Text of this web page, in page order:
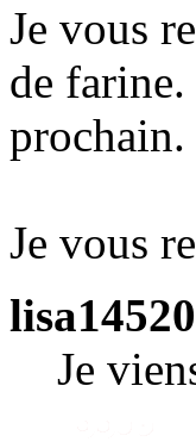
Je vous
de farine.
prochain.
Je vous
lisa14520
Je